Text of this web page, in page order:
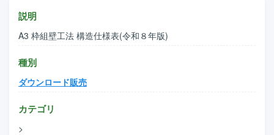
説明
A3 枠組壁工法 構造仕様表(令和８年版)
種別
ダウンロード販売
カテゴリ
>